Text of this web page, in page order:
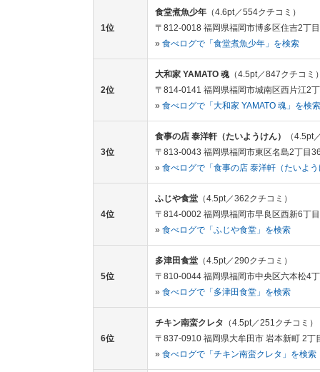
1位
食堂煮魚少年 （4.6pt／554クチコミ）
〒812-0018 福岡県福岡市博多区住吉2丁
» 食べログで「食堂煮魚少年」を検索
2位
大和家 YAMATO 魂 （4.5pt／847クチコミ
〒814-0141 福岡県福岡市城南区西片江2
» 食べログで「大和家 YAMATO 魂」を検索
3位
食事の店 泰洋軒（たいようけん）
（4.5pt
〒813-0043 福岡県福岡市東区名島2丁目
» 食べログで「食事の店 泰洋軒（たいよ
4位
ふじや食堂 （4.5pt／362クチコミ）
〒814-0002 福岡県福岡市早良区西新6丁
» 食べログで「ふじや食堂」を検索
5位
多津田食堂 （4.5pt／290クチコミ）
〒810-0044 福岡県福岡市中央区六本松4
» 食べログで「多津田食堂」を検索
6位
チキン南蛮クレタ （4.5pt／251クチコミ）
〒837-0910 福岡県大牟田市 岩本新町 2丁
» 食べログで「チキン南蛮クレタ」を検索